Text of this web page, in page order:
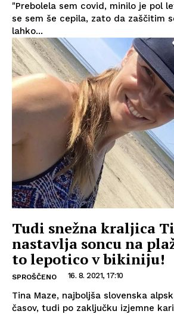
"Prebolela sem covid, minilo je pol
se sem še cepila, zato da zaščitim
lahko...
Tudi snežna kraljica
nastavlja soncu na
to lepotico v bikiniju!
SPROŠČENO 16. 8. 2021, 17:10
Tina Maze, najboljša slovenska
časov, tudi po zaključku izjemne